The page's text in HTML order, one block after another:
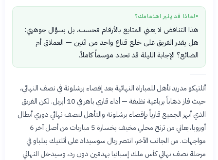
● لماذا قد يثير اهتمامك؟
هذا التناقض لا يعني المتابع بالأرقام فحسب، بل بسؤال جوهري:
هل يقدر الفريق على خلع قناع واحد من اثنين — العملاق أم
الضائع؟ الإجابة الليلة قد تحدد موسماً كاملاً.
أتلتيكو مدريد تأهل للمباراة النهائية بعد إقصاء برشلونة في نصف النهائي،
حيث فاز ذهاباً برباعية نظيفة — أداء قاري باهر في 10 أبريل. لكن الفريق
الذي أبهر الجميع قارياً بإقصاء برشلونة والتأهل لنصف نهائي دوري أبطال
أوروبا، يعاني من ترنح محلي مخيف بخسارة 5 مباريات من أصل آخر 6
مواجهات. من الجانب الآخر، انتصر ريال سوسيداد على أتلتيك بيلباو في
مرحلة نصف نهائي كأس ملك إسبانيا بهدفين دون رد، وسيدخل النهائي